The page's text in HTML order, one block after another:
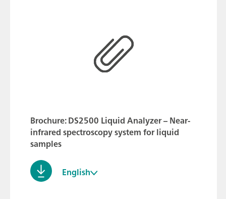
Brochure: DS2500 Liquid Analyzer – Near-
infrared spectroscopy system for liquid
samples
English